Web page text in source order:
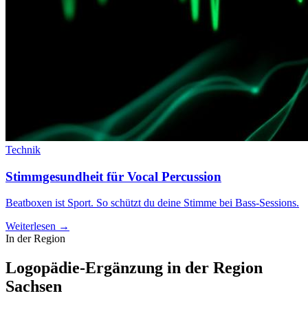
Technik
Stimmgesundheit für Vocal Percussion
Beatboxen ist Sport. So schützt du deine Stimme bei Bass-Sessions.
Weiterlesen →
In der Region
Logopädie-Ergänzung in der Region
Sachsen